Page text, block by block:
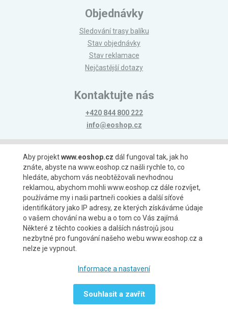
Objednávky
Sledování trasy balíku
Stav objednávky
Stav reklamace
Nejčastější dotazy
Kontaktujte nás
+420 844 800 222
info@eoshop.cz
Možnosti platby
Možnosti dopravy
Aby projektwww.eoshop.cz dál fungoval tak, jak ho
znáte, abyste na www.eoshop.cz našli rychle to, co
hledáte, abychom vás neobtěžovali nevhodnou
reklamou, abychom mohli www.eoshop.cz dále rozvíjet,
používáme my i naši partneři cookies a další síťové
identifikátory jako IP adresy, ze kterých získáváme údaje
o vašem chování na webu a o tom co Vás zajímá.
Některé z těchto cookies a dalších nástrojů jsou
nezbytné pro fungování našeho webu www.eoshop.cz a
nelze je vypnout.
Informace a nastavení
Souhlasit a zavřít